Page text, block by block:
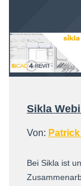
Sikla
Von:
Bei Sikla ist